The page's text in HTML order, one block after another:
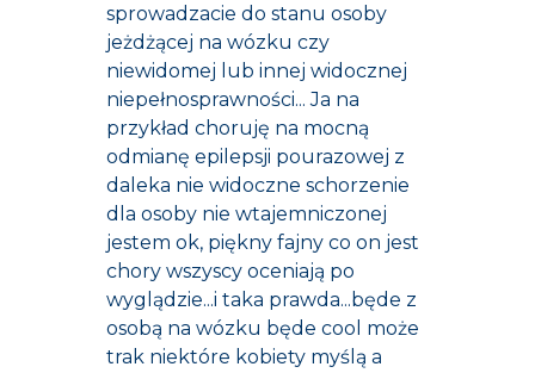
sprowadzacie do stanu osoby
jeżdżącej na wózku czy
niewidomej lub innej widocznej
niepełnosprawności... Ja na
przykład choruję na mocną
odmianę epilepsji pourazowej z
daleka nie widoczne schorzenie
dla osoby nie wtajemniczonej
jestem ok, piękny fajny co on jest
chory wszyscy oceniają po
wyglądzie...i taka prawda...będe z
osobą na wózku będe cool może
trak niektóre kobiety myślą a